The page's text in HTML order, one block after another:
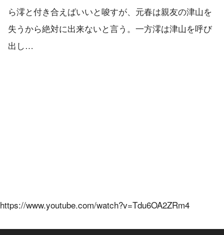
ら澪と付き合えばいいと唆すが、元春は親友の津山を
失うから絶対に出来ないと言う。一方澪は津山を呼び
出し…
https://www.youtube.com/watch?v=Tdu6OA2ZRm4